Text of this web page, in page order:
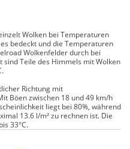
Wolken bei Temperaturen
bedeckt und die Temperaturen
Wolkenfelder durch bei
sind Teile des Himmels mit Wolken
Richtung mit
Böen zwischen 18 und 49 km/h
liegt bei 80%, während
13.6 l/m² zu rechnen ist. Die
33°C.